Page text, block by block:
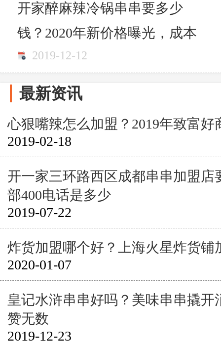
开家醉麻辣冷锅串串要多少
钱？2020年新价格曝光，成本
低收益高
2019-12-12
最新资讯
心狠嘴辣怎么加盟？2019年致富好
2019-02-18
开一家三环路西区成都串串加盟店
部400电话是多少
2019-07-22
炸货加盟哪个好？上海火星炸货铺
2020-01-07
皇记水浒串串好吗？美味串串撬开
赞无数
2019-12-23